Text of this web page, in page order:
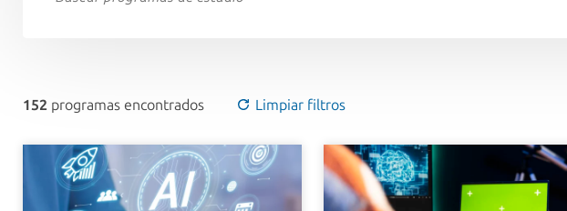
152 programas encontrados Limpiar filtros